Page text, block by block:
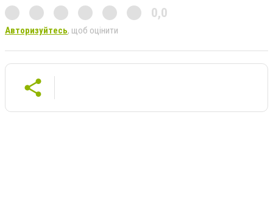
0,0
Авторизуйтесь, щоб оцінити